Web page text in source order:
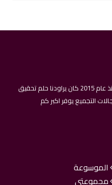
كانت دومًا احلامنا للهواة كبيرة , فمنذ عام 2015 كان يراودنا حلم تحقيق
التجميع يوفر اكبر كم
الموسوعة
مجموعتي